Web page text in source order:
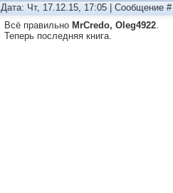
Дата: Чт, 17.12.15, 17:05 | Сообщение #
Всё правильно MrCredo, Oleg4922.
Теперь последняя книга.